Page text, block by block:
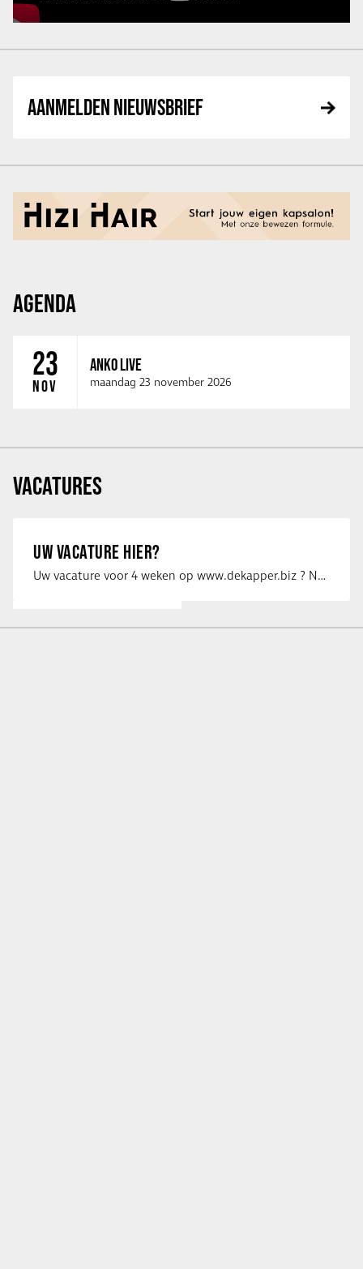
AANMELDEN NIEUWSBRIEF
AGENDA
23
NOV
ANKO LIVE
maandag 23 november 2026
VACATURES
UW VACATURE HIER?
Uw vacature voor 4 weken op www.dekapper.biz ? Neem dan contact op met Maaike …